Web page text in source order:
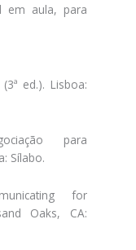
em aula, para
ed.). Lisboa:
para
Sílabo.
for
Oaks, CA: